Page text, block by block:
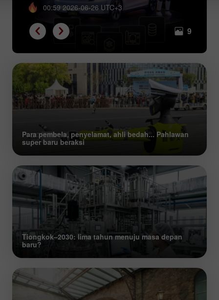
00:59 2026-06-26 UTC+3
9
Para pembela, penyelamat, ahli bedah... Pahlawan
super baru beraksi
Tiongkok–2030: lima tahun menuju masa depan
baru?